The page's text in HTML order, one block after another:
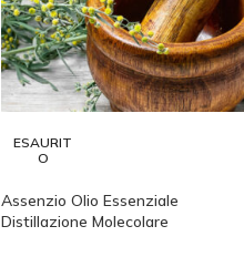
ESAURIT
O
Assenzio Olio Essenziale
Distillazione Molecolare